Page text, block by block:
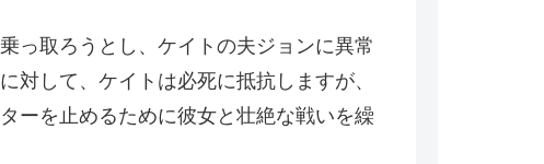
っ取ろうとし、ケイトの夫ジョンに異常
対して、ケイトは必死に抵抗しますが、
ーを止めるために彼女と壮絶な戦いを繰